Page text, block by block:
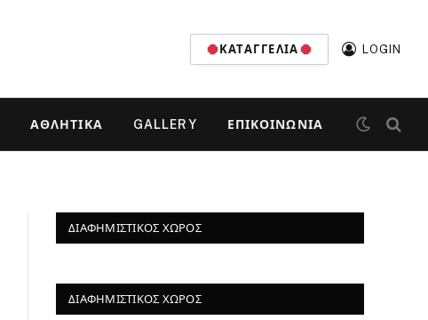
ΚΑΤΑΓΓΕΛΊΑ LOGIN
ΑΘΛΗΤΙΚΆ GALLERY ΕΠΙΚΟΙΝΩΝΊΑ
ΔΙΑΦΗΜΙΣΤΙΚΌΣ ΧΏΡΟΣ
ΔΙΑΦΗΜΙΣΤΙΚΌΣ ΧΏΡΟΣ